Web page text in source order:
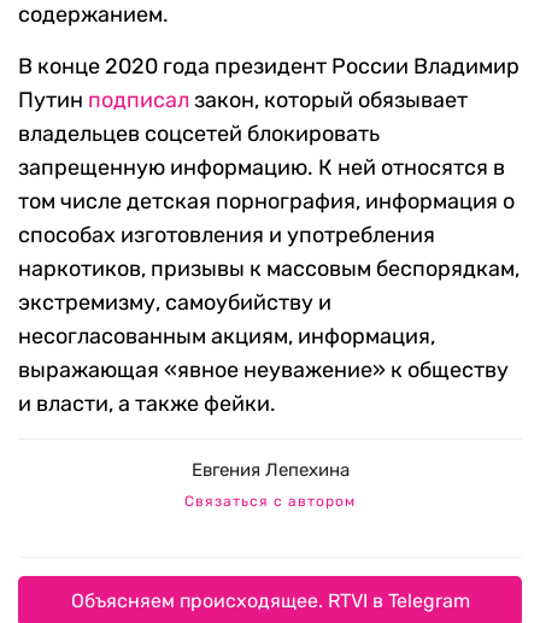
содержанием.
В конце 2020 года президент России Владимир
Путин подписал закон, который обязывает
владельцев соцсетей блокировать
запрещенную информацию. К ней относятся в
том числе детская порнография, информация о
способах изготовления и употребления
наркотиков, призывы к массовым беспорядкам,
экстремизму, самоубийству и
несогласованным акциям, информация,
выражающая «явное неуважение» к обществу
и власти, а также фейки.
Евгения Лепехина
Связаться с автором
Объясняем происходящее. RTVI в Telegram